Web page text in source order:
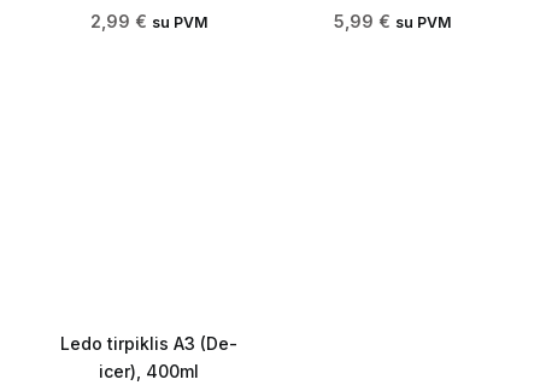
2,99 € su PVM
5,99 € su PVM
Ledo tirpiklis A3 (De-
icer), 400ml